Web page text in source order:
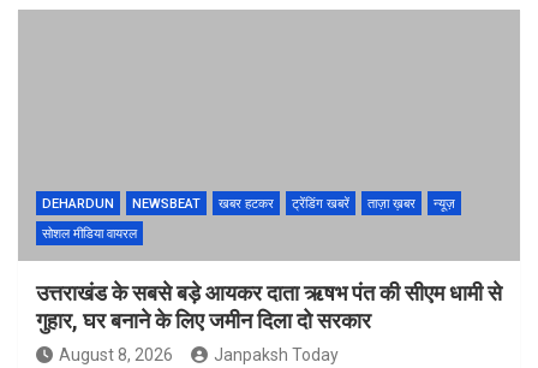
DEHARDUN NEWSBEAT खबर हटकर ट्रेंडिंग खबरें ताज़ा ख़बर
न्यूज़
सोशल मीडिया वायरल
उत्तराखंड के सबसे बड़े आयकर दाता ऋषभ पंत की सीएम धामी से
गुहार, घर बनाने के लिए जमीन दिला दो सरकार
August 8, 2026 Janpaksh Today